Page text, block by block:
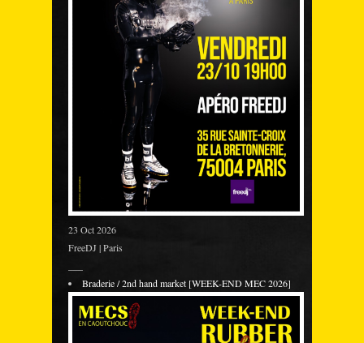
23 Oct 2026
FreeDJ | Paris
Braderie / 2nd hand market [WEEK-END MEC 2026]